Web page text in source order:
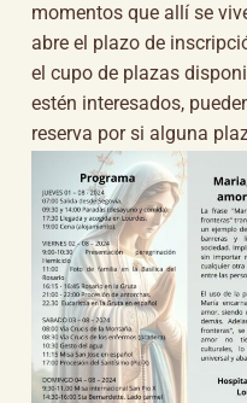
momentos que allí se
abre el plazo de
el cupo de plazas
estén interesados,
reserva por si alguna